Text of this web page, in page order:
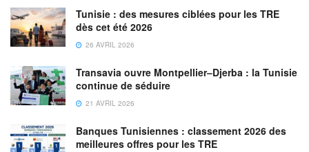
Tunisie : des mesures ciblées pour les TRE
dès cet été 2026
26 AVRIL 2026
Transavia ouvre Montpellier–Djerba : la Tunisie
continue de séduire
21 AVRIL 2026
Banques Tunisiennes : classement 2026 des
meilleures offres pour les TRE